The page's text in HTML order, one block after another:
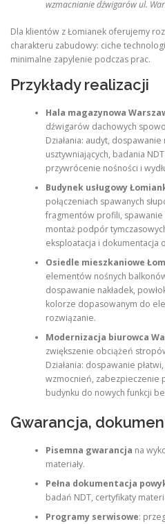
wzmacnianie dźwigarów ul.
Dla klientów z Łomianek oferujemy
charakteru zabudowy: ciche
minimalne zapylenie podczas prac.
Przykłady realizacji
Hala magazynowa
dźwigarów dachowych
Działania: audyt,
usztywniających, badania
przywrócenie nośności i
Budynek usługowy
połączeniach spawanych
fragmentów profili, spawanie
montaż podpór
eksploatacja i dokumentacja
Osiedle mieszkaniowe
elementów nośnych
dospawanie nakładek,
kolorze dopasowanym do
rozwiązanie.
Modernizacja biurowca
zwiększenie obciążeń
Działania: dospawanie
wzmocnień, zabezpieczenie
budynku do nowych funkcji
Gwarancja,
Pisemna gwarancja na
materiały.
Pełna dokumentacja
badań NDT, certyfikaty
Programy serwisowe: